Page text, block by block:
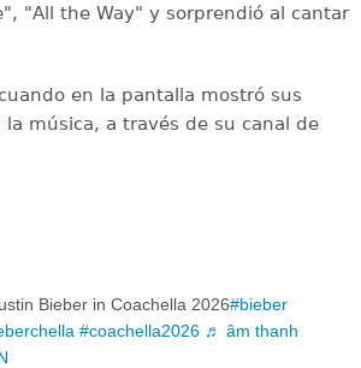
"All the Way" y sorprendió al cantar
en la pantalla mostró sus
la música, a través de su canal de
Bieber in Coachella 2026#bieber
#coachella2026 ♬ âm thanh